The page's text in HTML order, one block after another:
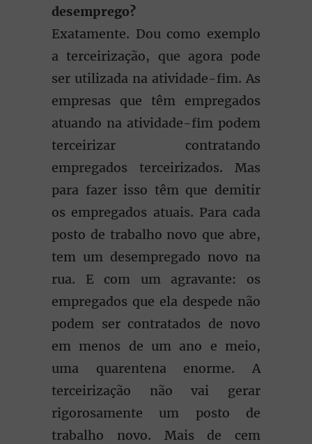
desemprego?
Exatamente. Dou como exemplo
a terceirização, que agora pode
ser utilizada na atividade-fim. As
empresas que têm empregados
atuando na atividade-fim podem
terceirizar contratando
empregados terceirizados. Mas
para fazer isso têm que demitir
os empregados atuais. Para cada
posto de trabalho novo que abre,
tem um desempregado novo na
rua. E com um agravante: os
empregados que ela despede não
podem ser contratados de novo
em menos de um ano e meio,
uma quarentena enorme. A
terceirização não vai gerar
rigorosamente um posto de
trabalho novo. Mais de cem